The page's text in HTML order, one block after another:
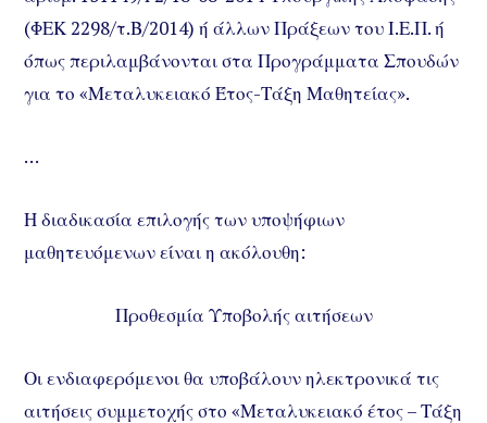
(ΦΕΚ 2298/τ.Β/2014) ή άλλων Πράξεων του Ι.Ε.Π. ή
όπως περιλαμβάνονται στα Προγράμματα Σπουδών
για το «Μεταλυκειακό Έτος-Τάξη Μαθητείας».
…
Η διαδικασία επιλογής των υποψήφιων
μαθητευόμενων είναι η ακόλουθη:
Προθεσμία Υποβολής αιτήσεων
Οι ενδιαφερόμενοι θα υποβάλουν ηλεκτρονικά τις
αιτήσεις συμμετοχής στο «Μεταλυκειακό έτος – Τάξη